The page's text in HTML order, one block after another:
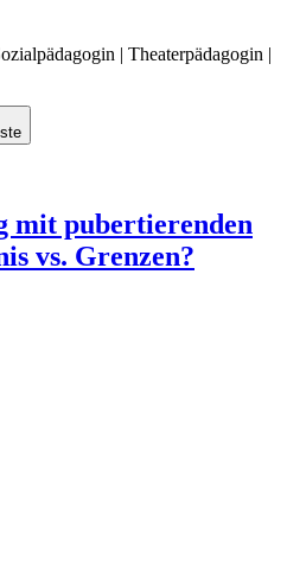
| Theaterpädagogin |
mit pubertierenden
vs. Grenzen?